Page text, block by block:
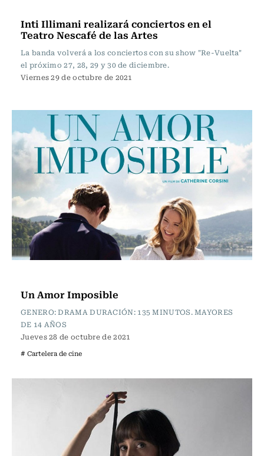
Inti Illimani realizará conciertos en el
Teatro Nescafé de las Artes
La banda volverá a los conciertos con su show "Re-Vuelta"
el próximo 27, 28, 29 y 30 de diciembre.
Viernes 29 de octubre de 2021
Un Amor Imposible
GENERO: DRAMA DURACIÓN: 135 MINUTOS. MAYORES
DE 14 AÑOS
Jueves 28 de octubre de 2021
# Cartelera de cine